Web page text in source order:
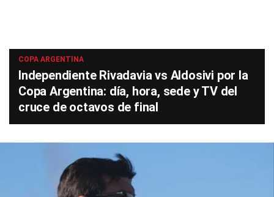
COPA ARGENTINA
Independiente Rivadavia vs Aldosivi por la
Copa Argentina: día, hora, sede y TV del
cruce de octavos de final